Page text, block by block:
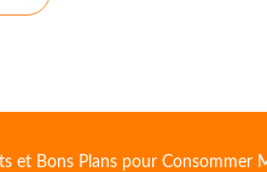
et Bons Plans pour Consommer